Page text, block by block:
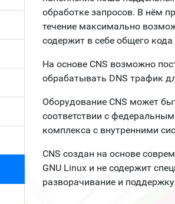
обработке запросов. В нём
течение максимально
содержит в себе общего
На основе CNS возможно
обрабатывать DNS трафик
Оборудование CNS может
соответствии с
комплекса с внутренними
CNS создан на основе
GNU Linux и не содержит
разворачивание и